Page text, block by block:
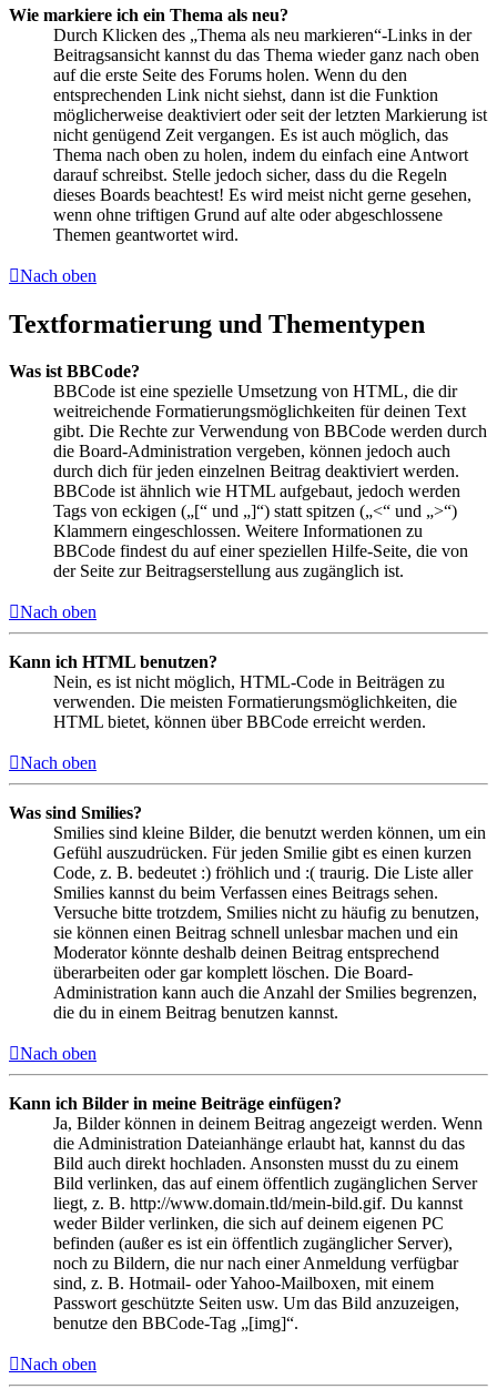
Wie markiere ich ein Thema als neu?
Durch Klicken des „Thema als neu markieren“-Links in der
Beitragsansicht kannst du das Thema wieder ganz nach oben
auf die erste Seite des Forums holen. Wenn du den
entsprechenden Link nicht siehst, dann ist die Funktion
möglicherweise deaktiviert oder seit der letzten Markierung ist
nicht genügend Zeit vergangen. Es ist auch möglich, das
Thema nach oben zu holen, indem du einfach eine Antwort
darauf schreibst. Stelle jedoch sicher, dass du die Regeln
dieses Boards beachtest! Es wird meist nicht gerne gesehen,
wenn ohne triftigen Grund auf alte oder abgeschlossene
Themen geantwortet wird.
Nach oben
Textformatierung und Thementypen
Was ist BBCode?
BBCode ist eine spezielle Umsetzung von HTML, die dir
weitreichende Formatierungsmöglichkeiten für deinen Text
gibt. Die Rechte zur Verwendung von BBCode werden durch
die Board-Administration vergeben, können jedoch auch
durch dich für jeden einzelnen Beitrag deaktiviert werden.
BBCode ist ähnlich wie HTML aufgebaut, jedoch werden
Tags von eckigen („[“ und „]“) statt spitzen („<“ und „>“)
Klammern eingeschlossen. Weitere Informationen zu
BBCode findest du auf einer speziellen Hilfe-Seite, die von
der Seite zur Beitragserstellung aus zugänglich ist.
Nach oben
Kann ich HTML benutzen?
Nein, es ist nicht möglich, HTML-Code in Beiträgen zu
verwenden. Die meisten Formatierungsmöglichkeiten, die
HTML bietet, können über BBCode erreicht werden.
Nach oben
Was sind Smilies?
Smilies sind kleine Bilder, die benutzt werden können, um ein
Gefühl auszudrücken. Für jeden Smilie gibt es einen kurzen
Code, z. B. bedeutet :) fröhlich und :( traurig. Die Liste aller
Smilies kannst du beim Verfassen eines Beitrags sehen.
Versuche bitte trotzdem, Smilies nicht zu häufig zu benutzen,
sie können einen Beitrag schnell unlesbar machen und ein
Moderator könnte deshalb deinen Beitrag entsprechend
überarbeiten oder gar komplett löschen. Die Board-
Administration kann auch die Anzahl der Smilies begrenzen,
die du in einem Beitrag benutzen kannst.
Nach oben
Kann ich Bilder in meine Beiträge einfügen?
Ja, Bilder können in deinem Beitrag angezeigt werden. Wenn
die Administration Dateianhänge erlaubt hat, kannst du das
Bild auch direkt hochladen. Ansonsten musst du zu einem
Bild verlinken, das auf einem öffentlich zugänglichen Server
liegt, z. B. http://www.domain.tld/mein-bild.gif. Du kannst
weder Bilder verlinken, die sich auf deinem eigenen PC
befinden (außer es ist ein öffentlich zugänglicher Server),
noch zu Bildern, die nur nach einer Anmeldung verfügbar
sind, z. B. Hotmail- oder Yahoo-Mailboxen, mit einem
Passwort geschützte Seiten usw. Um das Bild anzuzeigen,
benutze den BBCode-Tag „[img]“.
Nach oben